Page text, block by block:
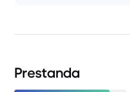
Prestanda